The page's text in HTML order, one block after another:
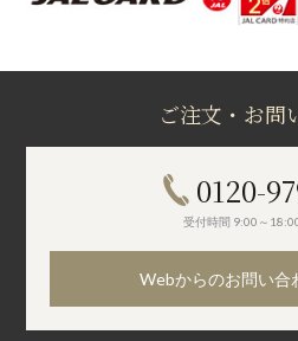
ご注文・お問
0120-
受付時間 9:00～
Webからのお問い合